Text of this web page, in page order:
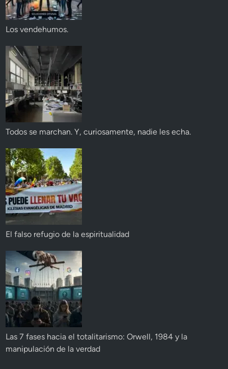
Los vendehumos.
Todos se marchan. Y, curiosamente, nadie les echa.
El falso refugio de la espiritualidad
Las 7 fases hacia el totalitarismo: Orwell, 1984 y la
manipulación de la verdad